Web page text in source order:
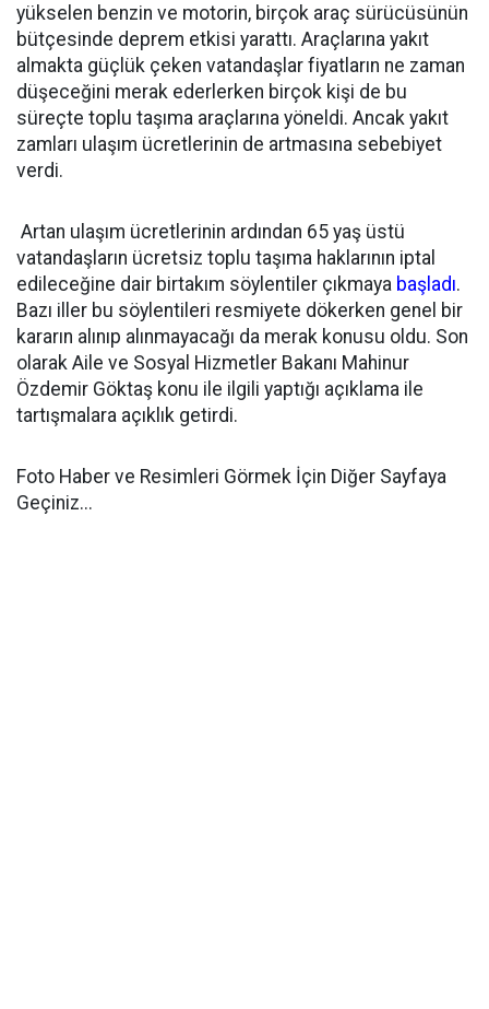
yükselen benzin ve motorin, birçok araç sürücüsünün
bütçesinde deprem etkisi yarattı. Araçlarına yakıt
almakta güçlük çeken vatandaşlar fiyatların ne zaman
düşeceğini merak ederlerken birçok kişi de bu
süreçte toplu taşıma araçlarına yöneldi. Ancak yakıt
zamları ulaşım ücretlerinin de artmasına sebebiyet
verdi.
Artan ulaşım ücretlerinin ardından 65 yaş üstü
vatandaşların ücretsiz toplu taşıma haklarının iptal
edileceğine dair birtakım söylentiler çıkmaya başladı.
Bazı iller bu söylentileri resmiyete dökerken genel bir
kararın alınıp alınmayacağı da merak konusu oldu. Son
olarak Aile ve Sosyal Hizmetler Bakanı Mahinur
Özdemir Göktaş konu ile ilgili yaptığı açıklama ile
tartışmalara açıklık getirdi.
Foto Haber ve Resimleri Görmek İçin Diğer Sayfaya
Geçiniz...